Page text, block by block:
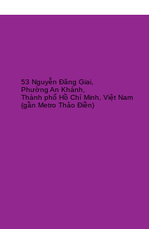
53 Nguyễn Đăng Giai,
Phường An Khánh,
Thành phố Hồ Chí Minh, Việt Nam
(gần Metro Thảo Điền)